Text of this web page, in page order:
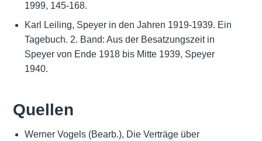
1999, 145-168.
Karl Leiling, Speyer in den Jahren 1919-1939. Ein
Tagebuch. 2. Band: Aus der Besatzungszeit in
Speyer von Ende 1918 bis Mitte 1939, Speyer
1940.
Quellen
Werner Vogels (Bearb.), Die Verträge über